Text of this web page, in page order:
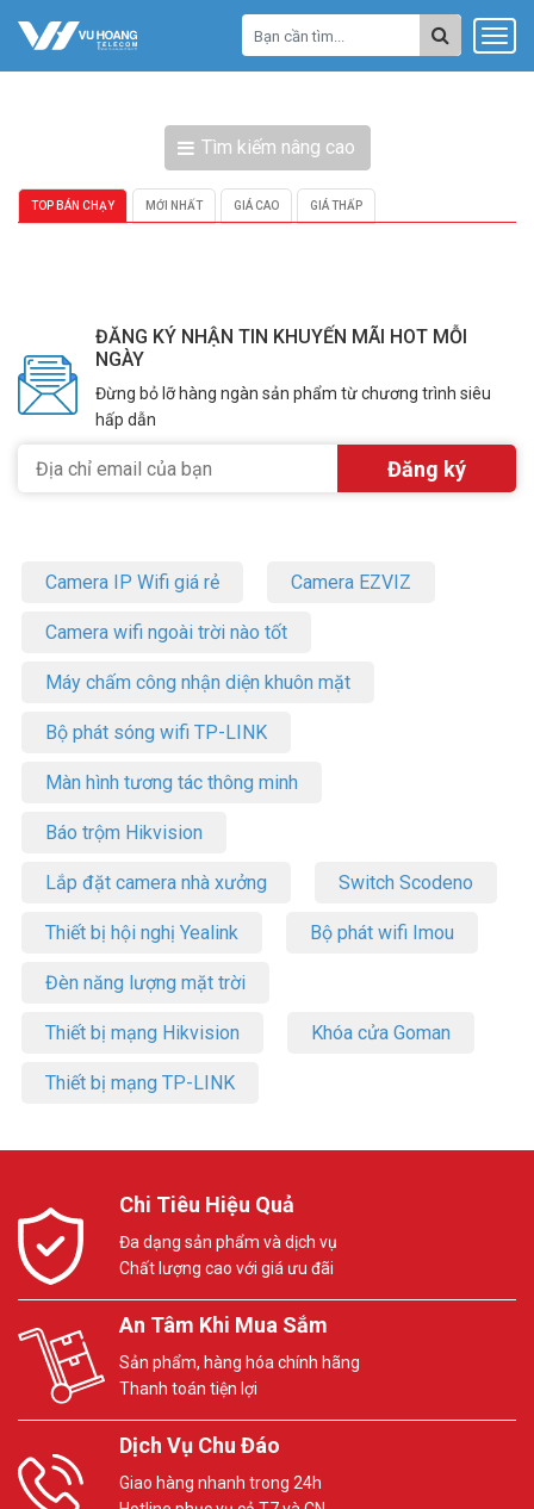
Tìm kiếm nâng cao
TOP BÁN CHẠY MỚI NHẤT GIÁ CAO GIÁ THẤP
ĐĂNG KÝ NHẬN TIN KHUYẾN MÃI HOT MỖI
NGÀY
Đừng bỏ lỡ hàng ngàn sản phẩm từ chương trình siêu
hấp dẫn
Camera IP Wifi giá rẻ Camera EZVIZ
Camera wifi ngoài trời nào tốt
Máy chấm công nhận diện khuôn mặt
Bộ phát sóng wifi TP-LINK
Màn hình tương tác thông minh
Báo trộm Hikvision
Lắp đặt camera nhà xưởng Switch Scodeno
Thiết bị hội nghị Yealink Bộ phát wifi Imou
Đèn năng lượng mặt trời
Thiết bị mạng Hikvision Khóa cửa Goman
Thiết bị mạng TP-LINK
Chi Tiêu Hiệu Quả
Đa dạng sản phẩm và dịch vụ
Chất lượng cao với giá ưu đãi
An Tâm Khi Mua Sắm
Sản phẩm, hàng hóa chính hãng
Thanh toán tiện lợi
Dịch Vụ Chu Đáo
Giao hàng nhanh trong 24h